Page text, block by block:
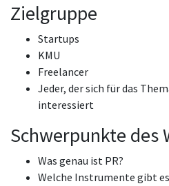
Zielgruppe
Startups
KMU
Freelancer
Jeder, der sich für das
interessiert
Schwerpunkte des
Was genau ist PR?
Welche Instrumente gibt